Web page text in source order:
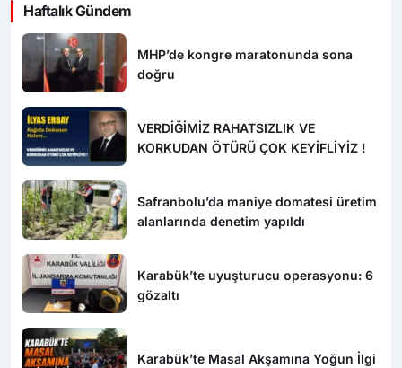
Haftalık Gündem
MHP’de kongre maratonunda sona
doğru
VERDİĞİMİZ RAHATSIZLIK VE
KORKUDAN ÖTÜRÜ ÇOK KEYİFLİYİZ !
Safranbolu’da maniye domatesi üretim
alanlarında denetim yapıldı
Karabük’te uyuşturucu operasyonu: 6
gözaltı
Karabük’te Masal Akşamına Yoğun İlgi